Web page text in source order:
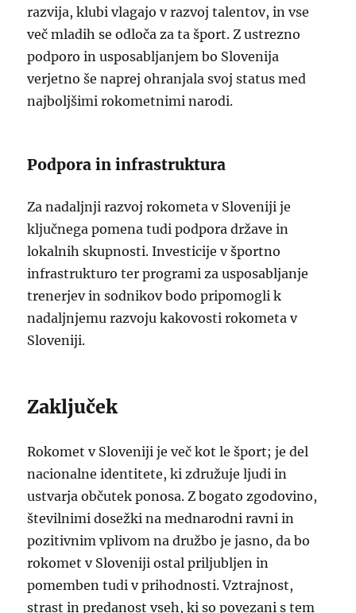
razvija, klubi vlagajo v razvoj talentov, in vse
več mladih se odloča za ta šport. Z ustrezno
podporo in usposabljanjem bo Slovenija
verjetno še naprej ohranjala svoj status med
najboljšimi rokometnimi narodi.
Podpora in infrastruktura
Za nadaljnji razvoj rokometa v Sloveniji je
ključnega pomena tudi podpora države in
lokalnih skupnosti. Investicije v športno
infrastrukturo ter programi za usposabljanje
trenerjev in sodnikov bodo pripomogli k
nadaljnjemu razvoju kakovosti rokometa v
Sloveniji.
Zaključek
Rokomet v Sloveniji je več kot le šport; je del
nacionalne identitete, ki združuje ljudi in
ustvarja občutek ponosa. Z bogato zgodovino,
številnimi dosežki na mednarodni ravni in
pozitivnim vplivom na družbo je jasno, da bo
rokomet v Sloveniji ostal priljubljen in
pomemben tudi v prihodnosti. Vztrajnost,
strast in predanost vseh, ki so povezani s tem